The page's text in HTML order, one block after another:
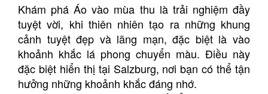
Khám phá Áo vào mùa thu là trải nghiệm đầy
tuyệt vời, khi thiên nhiên tạo ra những khung
cảnh tuyệt đẹp và lãng mạn, đặc biệt là vào
khoảnh khắc lá phong chuyển màu. Điều này
đặc biệt hiển thị tại Salzburg, nơi bạn có thể tận
hưởng những khoảnh khắc đáng nhớ.